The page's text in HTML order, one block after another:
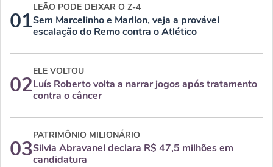
01
LEÃO PODE DEIXAR O Z-4
Sem Marcelinho e Marllon, veja a provável
escalação do Remo contra o Atlético
02
ELE VOLTOU
Luís Roberto volta a narrar jogos após tratamento
contra o câncer
03
PATRIMÔNIO MILIONÁRIO
Silvia Abravanel declara R$ 47,5 milhões em
candidatura